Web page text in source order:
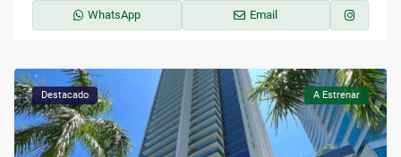
WhatsApp Email
Destacado A Estrenar